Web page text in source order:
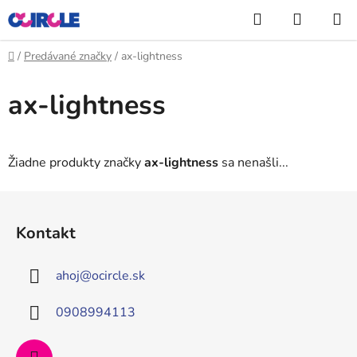
Prejsť
na
obsah
Hľadať
KOŠÍK
Domov
/ Predávané značky / ax-lightness
ax-lightness
Žiadne produkty značkyax-lightness sa nenašli...
Kontakt
ahoj@ocircle.sk
0908994113